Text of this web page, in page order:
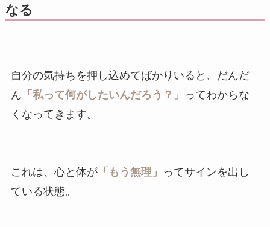
なる
自分の気持ちを押し込めてばかりいると、だんだ
ん 「私って何がしたいんだろう？」 ってわからな
くなってきます。
これは、心と体が「もう無理」 ってサインを出し
ている状態。